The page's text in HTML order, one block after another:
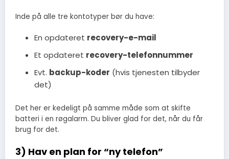
Inde på alle tre kontotyper bør du have:
En opdateret recovery-e-mail
Et opdateret recovery-telefonnummer
Evt. backup-koder (hvis tjenesten tilbyder
det)
Det her er kedeligt på samme måde som at skifte
batteri i en røgalarm. Du bliver glad for det, når du får
brug for det.
3) Hav en plan for “ny telefon”